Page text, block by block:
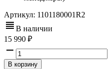
Артикул: 1101180001R2
В наличии
15 990
В корзину